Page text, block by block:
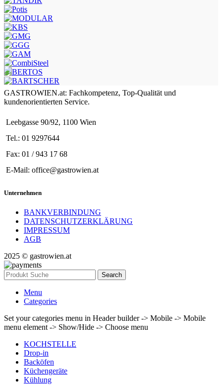
GASTROWIEN.at: Fachkompetenz, Top-Qualität und
kundenorientierten Service.
Leebgasse 90/92, 1100 Wien
Tel.: 01 9297644
Fax: 01 / 943 17 68
E-Mail: office@gastrowien.at
Unternehmen
BANKVERBINDUNG
DATENSCHUTZERKLÄRUNG
IMPRESSUM
AGB
2025 © gastrowien.at
Search
Menu
Categories
Set your categories menu in Header builder -> Mobile -> Mobile
menu element -> Show/Hide -> Choose menu
KOCHSTELLE
Drop-in
Backöfen
Küchengeräte
Kühlung